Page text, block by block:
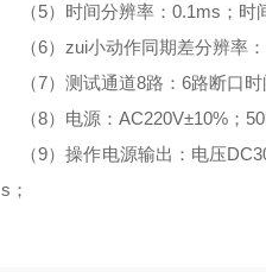
（5）时间分辨率：0.1ms；时
（6）zui小动作同期差分辨率
（7）测试通道8路：6路断口时
（8）电源：AC220V±10%；
（9）操作电源输出：电压
s；